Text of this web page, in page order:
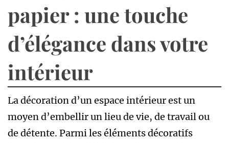
papier : une touche
d’élégance dans votre
intérieur
La décoration d’un espace intérieur est un
moyen d’embellir un lieu de vie, de travail ou
de détente. Parmi les éléments décoratifs